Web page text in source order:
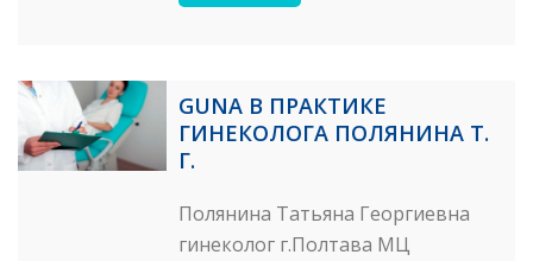
GUNA В ПРАКТИКЕ
ГИНЕКОЛОГА ПОЛЯНИНА Т.
Г.
Полянина Татьяна Георгиевна
гинеколог г.Полтава МЦ